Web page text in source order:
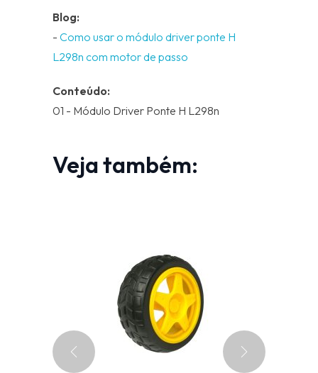
Blog:
- Como usar o módulo driver ponte H
L298n com motor de passo
Conteúdo:
01 - Módulo Driver Ponte H L298n
Veja também: